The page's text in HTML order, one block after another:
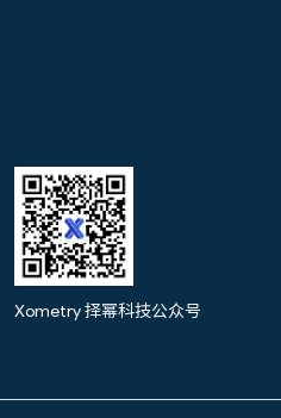
Xometry 择幂科技公众号